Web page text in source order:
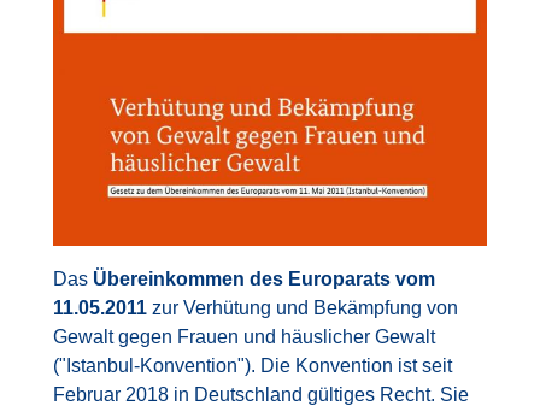
Das Übereinkommen des Europarats vom
11.05.2011 zur Verhütung und Bekämpfung von
Gewalt gegen Frauen und häuslicher Gewalt
("Istanbul-Konvention"). Die Konvention ist seit
Februar 2018 in Deutschland gültiges Recht. Sie